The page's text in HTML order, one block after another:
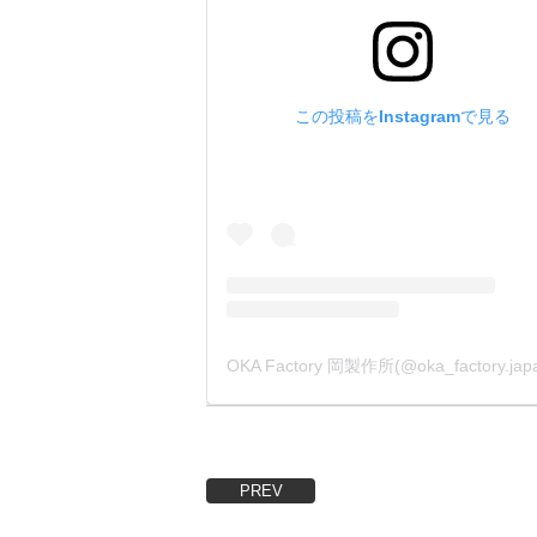
【メッキ
この投稿をInstagramで見る
PREV